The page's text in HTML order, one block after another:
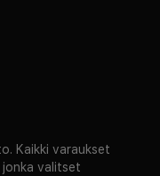
Kaikki varaukset
valitset